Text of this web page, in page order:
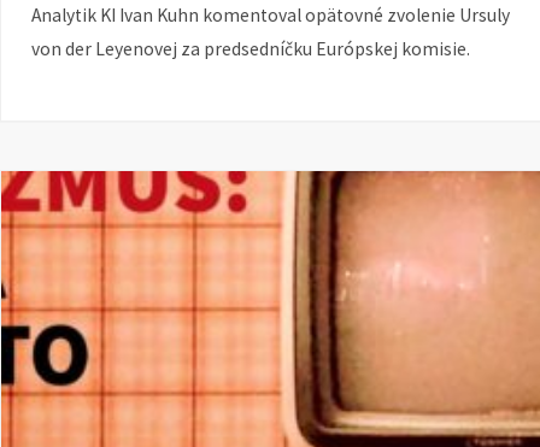
Analytik KI Ivan Kuhn komentoval opätovné zvolenie Ursuly
von der Leyenovej za predsedníčku Európskej komisie.